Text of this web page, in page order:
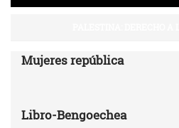
Mujeres república
Libro-Bengoechea